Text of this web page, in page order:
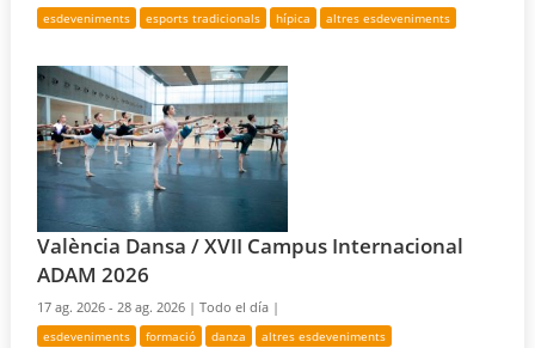
esdeveniments esports tradicionals hípica altres esdeveniments
València Dansa / XVII Campus Internacional
ADAM 2026
17 ag. 2026 - 28 ag. 2026 |Todo el día |
esdeveniments formació danza altres esdeveniments